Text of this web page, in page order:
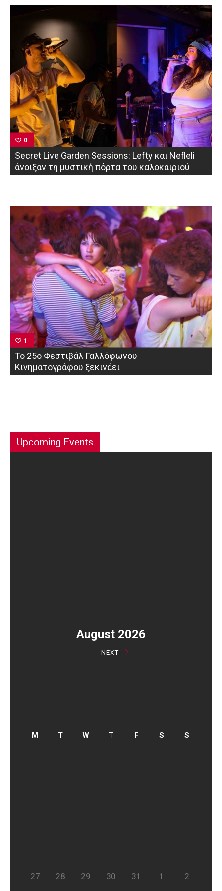
0
Secret Live Garden Sessions: Lefty και Nefleli
άνοιξαν τη μυστική πόρτα του καλοκαιριού
1
Το 25ο Φεστιβάλ Γαλλόφωνου
Κινηματογράφου ξεκινάει
Upcoming Events
August 2026
NEXT
27 28 29 30 31 1 2